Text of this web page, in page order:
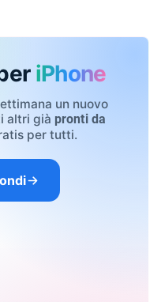
iPhone
un nuovo
altri già pronti da
per tutti.